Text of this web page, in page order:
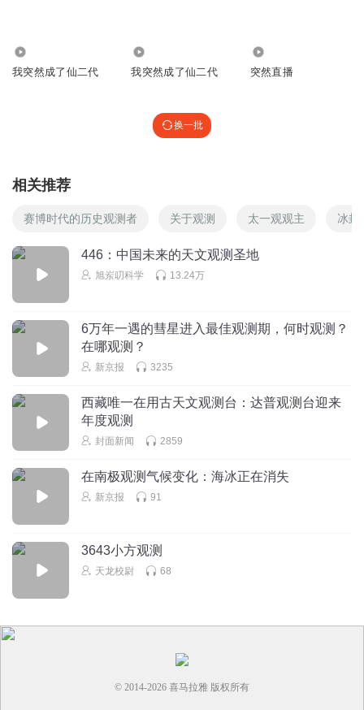
回复 2024-05-20
我突然成了仙二代 我突然成了仙二代 突然直播
换一批
相关推荐
赛博时代的历史观测者 关于观测 太一观观主 冰封
446：中国未来的天文观测圣地
旭岽叨科学 13.24万
6万年一遇的彗星进入最佳观测期，何时观测？
在哪观测？
新京报 3235
西藏唯一在用古天文观测台：达普观测台迎来
年度观测
封面新闻 2859
在南极观测气候变化：海冰正在消失
新京报 91
3643小方观测
天龙校尉 68
© 2014-2026 喜马拉雅 版权所有